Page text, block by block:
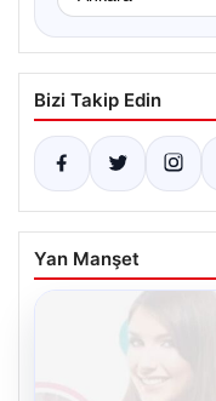
Bizi Takip Edin
Yan Manşet